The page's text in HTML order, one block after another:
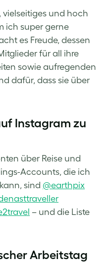
vielseitiges und hoch
ich super gerne
es Freude, dessen
für all ihre
sowie aufregenden
dafür, dass sie über
Instagram zu
über Reise und
Accounts, die ich
sind @earthpix
– und die Liste
Arbeitstag